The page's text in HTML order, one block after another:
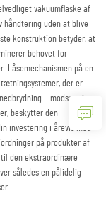
vakuumflaske af
uden at blive
konstruktion betyder, at
behovet for
Låsemechanismen på en
der er
I modsætning
beskytter den
investering i årevis med
på produkter af
den ekstraordinære
således en pålidelig